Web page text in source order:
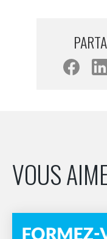
VOUS